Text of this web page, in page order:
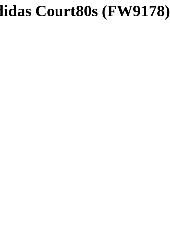
Court80s (FW9178)